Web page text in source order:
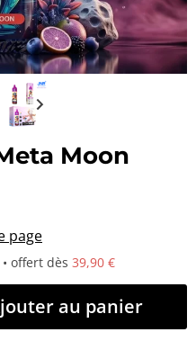
Moon
page
offert dès 39,90 €
au panier